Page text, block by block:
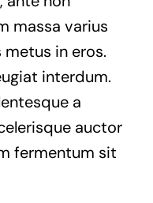
massa varius
in eros.
interdum.
a
auctor
fermentum sit